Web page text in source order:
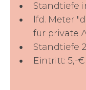
Standtiefe
lfd. Meter
für private
Standtiefe
Eintritt: 5,-€